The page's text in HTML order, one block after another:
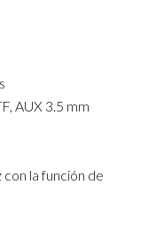
AUX 3.5 mm
la función de